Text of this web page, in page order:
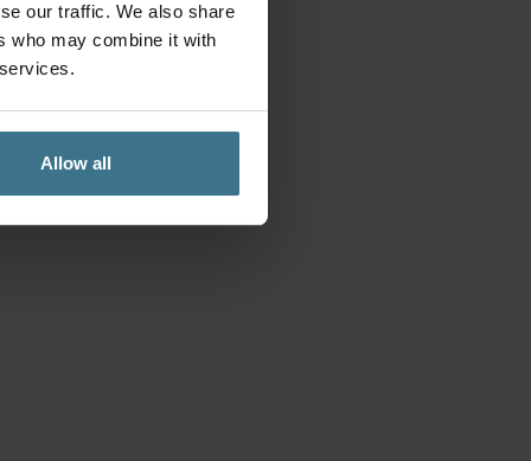
our traffic. We also share
who may combine it with
Allow all